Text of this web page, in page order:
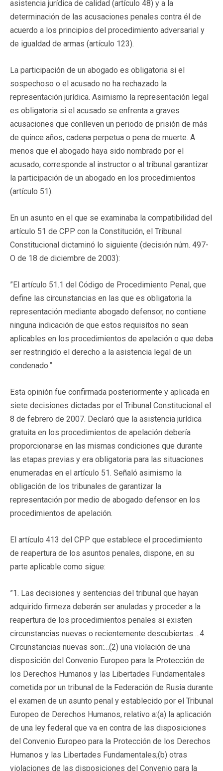
asistencia jurídica de calidad (artículo 48) y a la
determinación de las acusaciones penales contra él de
acuerdo a los principios del procedimiento adversarial y
de igualdad de armas (artículo 123).
La participación de un abogado es obligatoria si el
sospechoso o el acusado no ha rechazado la
representación jurídica. Asimismo la representación legal
es obligatoria si el acusado se enfrenta a graves
acusaciones que conlleven un periodo de prisión de más
de quince años, cadena perpetua o pena de muerte. A
menos que el abogado haya sido nombrado por el
acusado, corresponde al instructor o al tribunal garantizar
la participación de un abogado en los procedimientos
(artículo 51).
En un asunto en el que se examinaba la compatibilidad del
artículo 51 de CPP con la Constitución, el Tribunal
Constitucional dictaminó lo siguiente (decisión núm. 497-
O de 18 de diciembre de 2003):
”El artículo 51.1 del Código de Procedimiento Penal, que
define las circunstancias en las que es obligatoria la
representación mediante abogado defensor, no contiene
ninguna indicación de que estos requisitos no sean
aplicables en los procedimientos de apelación o que deba
ser restringido el derecho a la asistencia legal de un
condenado.”
Esta opinión fue confirmada posteriormente y aplicada en
siete decisiones dictadas por el Tribunal Constitucional el
8 de febrero de 2007. Declaró que la asistencia jurídica
gratuita en los procedimientos de apelación debería
proporcionarse en las mismas condiciones que durante
las etapas previas y era obligatoria para las situaciones
enumeradas en el artículo 51. Señaló asimismo la
obligación de los tribunales de garantizar la
representación por medio de abogado defensor en los
procedimientos de apelación.
El artículo 413 del CPP que establece el procedimiento
de reapertura de los asuntos penales, dispone, en su
parte aplicable como sigue:
”1. Las decisiones y sentencias del tribunal que hayan
adquirido firmeza deberán ser anuladas y proceder a la
reapertura de los procedimientos penales si existen
circunstancias nuevas o recientemente descubiertas….4.
Circunstancias nuevas son:…(2) una violación de una
disposición del Convenio Europeo para la Protección de
los Derechos Humanos y las Libertades Fundamentales
cometida por un tribunal de la Federación de Rusia durante
el examen de un asunto penal y establecido por el Tribunal
Europeo de Derechos Humanos, relativo a:(a) la aplicación
de una ley federal que va en contra de las disposiciones
del Convenio Europeo para la Protección de los Derechos
Humanos y las Libertades Fundamentales;(b) otras
violaciones de las disposiciones del Convenio para la